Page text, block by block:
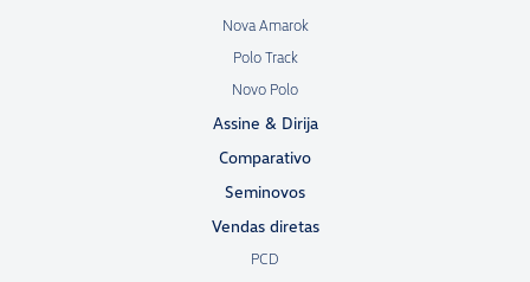
Nova Amarok
Polo Track
Novo Polo
Assine & Dirija
Comparativo
Seminovos
Vendas diretas
PCD